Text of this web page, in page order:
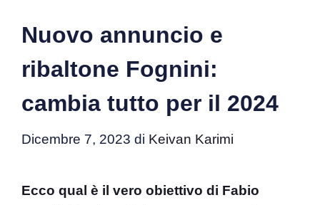
Nuovo annuncio e
ribaltone Fognini:
cambia tutto per il 2024
Dicembre 7, 2023 di Keivan Karimi
Ecco qual è il vero obiettivo di Fabio